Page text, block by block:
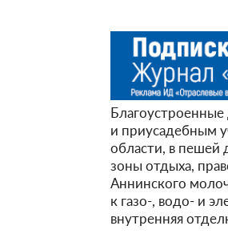
и приусадебным
области, в пешей
зоны отдыха,
Аннинского
к газо-, водо- и
внутренняя